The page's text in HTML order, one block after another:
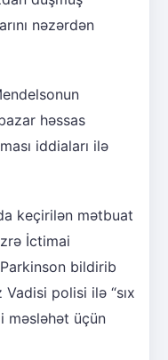
nəzərdən
həssas
iddiaları ilə
keçirilən mətbuat
İctimai
bildirib
polisi ilə “sıx
məsləhət üçün